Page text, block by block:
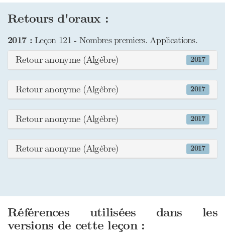
Retours d'oraux :
2017 :Leçon 121 - Nombres premiers. Applications.
2017
Retour anonyme (Algèbre)
2017
Retour anonyme (Algèbre)
2017
Retour anonyme (Algèbre)
2017
Retour anonyme (Algèbre)
Références utilisées dans les
versions de cette leçon :